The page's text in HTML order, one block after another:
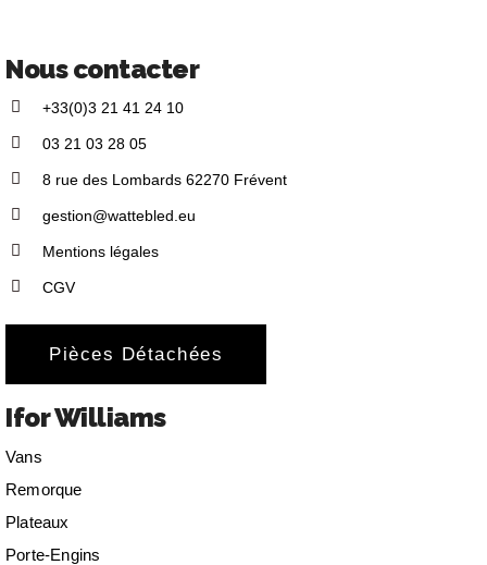
Nous contacter
+33(0)3 21 41 24 10
03 21 03 28 05
8 rue des Lombards 62270 Frévent
gestion@wattebled.eu
Mentions légales
CGV
Pièces Détachées
Ifor Williams
Vans
Remorque
Plateaux
Porte-Engins